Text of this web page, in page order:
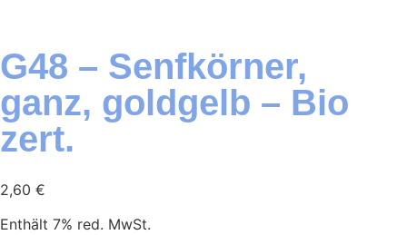
G48 – Senfkörner,
ganz, goldgelb – Bio
zert.
2,60 €
Enthält 7% red. MwSt.